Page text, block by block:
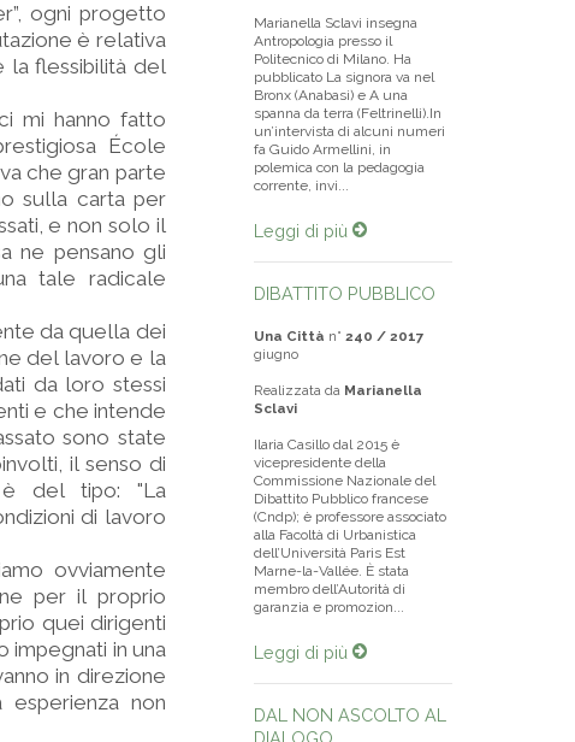
ogni progetto
è relativa
la flessibilità del
mi hanno fatto
École
che gran parte
sulla carta per
e non solo il
ne pensano gli
tale radicale
da quella dei
del lavoro e la
da loro stessi
e che intende
sono state
il senso di
è del tipo: "La
di lavoro
ovviamente
per il proprio
quei dirigenti
impegnati in una
in direzione
non
Marianella Sclavi insegna
Antropologia presso il
Politecnico di Milano. Ha
pubblicato La signora va nel
Bronx (Anabasi) e A una
spanna da terra (Feltrinelli).In
un’intervista di alcuni numeri
fa Guido Armellini, in
polemica con la pedagogia
corrente, invi...
Leggi di più
DIBATTITO PUBBLICO
Una Città n° 240 / 2017
giugno
Realizzata da Marianella
Sclavi
Ilaria Casillo dal 2015 è
vicepresidente della
Commissione Nazionale del
Dibattito Pubblico francese
(Cndp); è professore associato
alla Facoltà di Urbanistica
dell’Università Paris Est
Marne-la-Vallée. È stata
membro dell’Autorità di
garanzia e promozion...
Leggi di più
DAL NON ASCOLTO AL
DIALOGO